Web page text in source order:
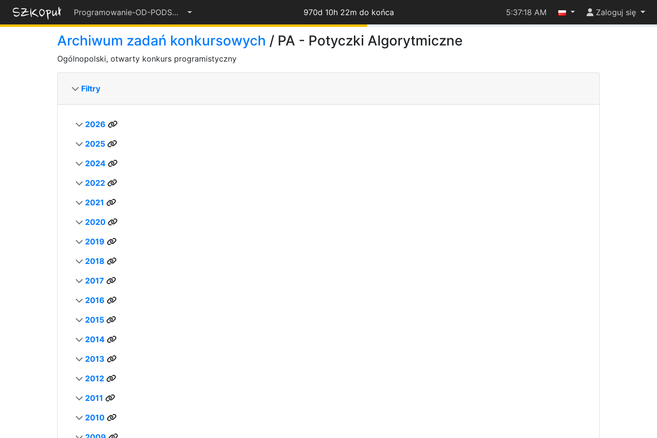
Programowanie-OD-PODSTAW-2022-23 970d 10h 22m do końca
55%
5:37:18 AM Zaloguj się
Archiwum zadań konkursowych / PA - Potyczki Algorytmiczne
Ogólnopolski, otwarty konkurs programistyczny
Filtry
2026
2025
2024
2022
2021
2020
2019
2018
2017
2016
2015
2014
2013
2012
2011
2010